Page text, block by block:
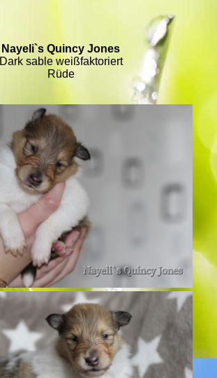
Nayeli`s Quincy Jones
Dark sable weißfaktoriert
Rüde